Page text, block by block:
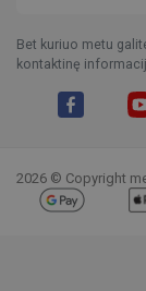
Bet kuriuo metu
kontaktinę
2026 © Copyright